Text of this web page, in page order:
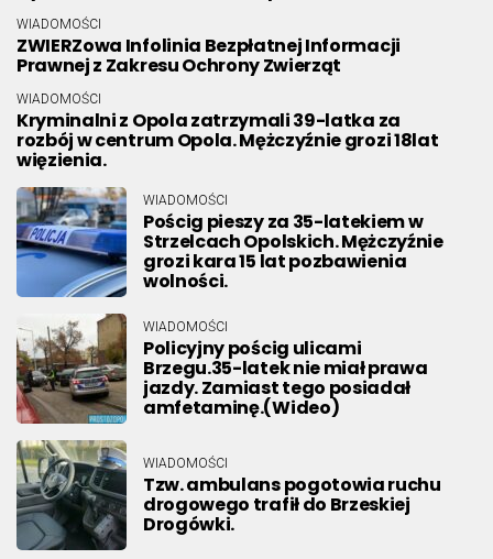
WIADOMOŚCI
ZWIERZowa Infolinia Bezpłatnej Informacji
Prawnej z Zakresu Ochrony Zwierząt
WIADOMOŚCI
Kryminalni z Opola zatrzymali 39-latka za
rozbój w centrum Opola. Mężczyźnie grozi 18lat
więzienia.
WIADOMOŚCI
Pościg pieszy za 35-latekiem w
Strzelcach Opolskich. Mężczyźnie
grozi kara 15 lat pozbawienia
wolności.
WIADOMOŚCI
Policyjny pościg ulicami
Brzegu.35-latek nie miał prawa
jazdy. Zamiast tego posiadał
amfetaminę.(Wideo)
WIADOMOŚCI
Tzw. ambulans pogotowia ruchu
drogowego trafił do Brzeskiej
Drogówki.